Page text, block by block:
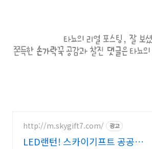
http://m.skygift7.com/ 광고
LED랜턴! 스카이기프트 공공기